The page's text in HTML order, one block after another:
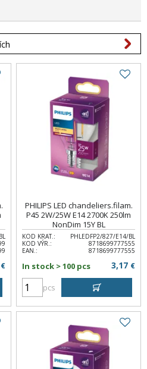
€
PHILIPS LED chandeliers.filam.
P45 2W/25W E14 2700K 250lm
NonDim 15Y BL
KOD KRAT.:
PHLEDFP2/827/E14/BL
KOD VÝR.:
8718699777555
EAN.:
8718699777555
In stock > 100 pcs 3,17 €
pcs